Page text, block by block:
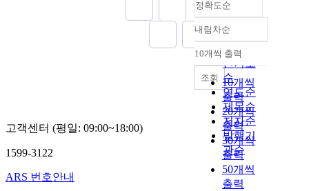
정확도순
정확도
순
인기도
순
연도순
제목순
저자순
발행기
관순
내림차순
내림차순
10개씩 출력
10개씩
출력
20개씩
출력
30개씩
출력
50개씩
출력
조회
고객센터 (평일: 09:00~18:00)
1599-3122
ARS 번호안내